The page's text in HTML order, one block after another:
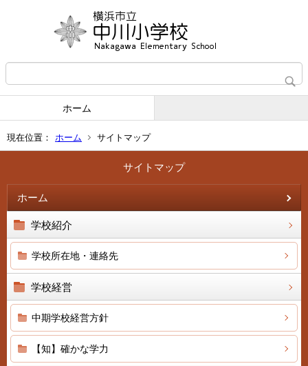
ホーム
現在位置： ホーム サイトマップ
サイトマップ
ホーム
学校紹介
学校所在地・連絡先
学校経営
中期学校経営方針
【知】確かな学力